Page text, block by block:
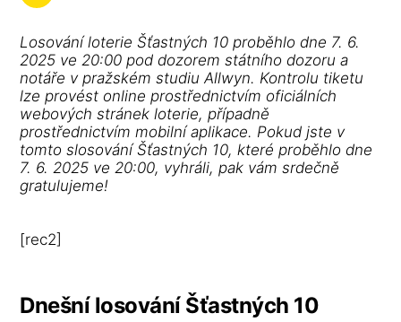
Losování loterie Šťastných 10 proběhlo dne 7. 6.
2025 ve 20:00 pod dozorem státního dozoru a
notáře v pražském studiu Allwyn. Kontrolu tiketu
lze provést online prostřednictvím oficiálních
webových stránek loterie, případně
prostřednictvím mobilní aplikace. Pokud jste v
tomto slosování Šťastných 10, které proběhlo dne
7. 6. 2025 ve 20:00, vyhráli, pak vám srdečně
gratulujeme!
[rec2]
Dnešní losování Šťastných 10